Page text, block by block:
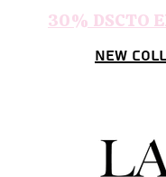
30% DSCTO
NEW